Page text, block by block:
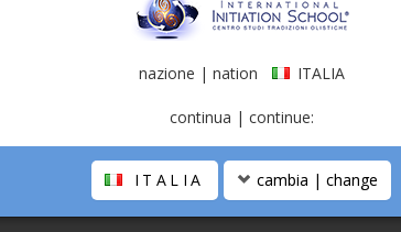
nazione | nation ITALIA
continua | continue:
ITALIA cambia | change